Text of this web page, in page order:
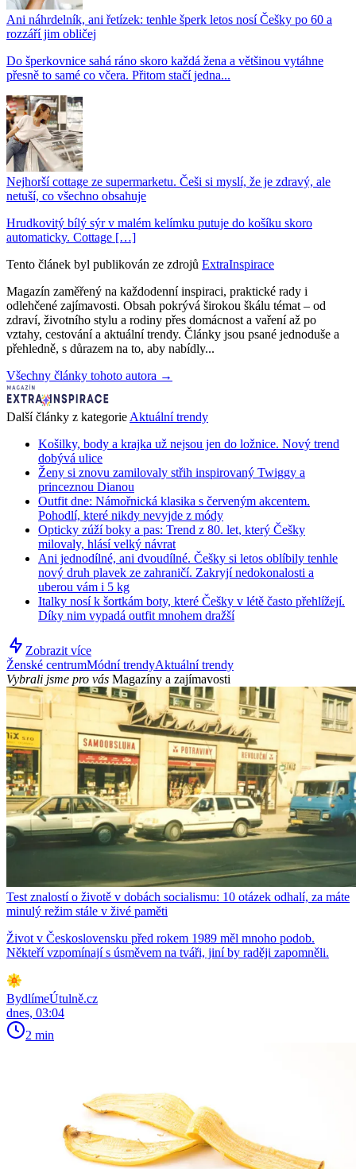
Ani náhrdelník, ani řetízek: tenhle šperk letos nosí Češky po 60 a
rozzáří jim obličej
Do šperkovnice sahá ráno skoro každá žena a většinou vytáhne
přesně to samé co včera. Přitom stačí jedna...
Nejhorší cottage ze supermarketu. Češi si myslí, že je zdravý, ale
netuší, co všechno obsahuje
Hrudkovitý bílý sýr v malém kelímku putuje do košíku skoro
automaticky. Cottage […]
Tento článek byl publikován ze zdrojů ExtraInspirace
Magazín zaměřený na každodenní inspiraci, praktické rady i
odlehčené zajímavosti. Obsah pokrývá širokou škálu témat – od
zdraví, životního stylu a rodiny přes domácnost a vaření až po
vztahy, cestování a aktuální trendy. Články jsou psané jednoduše a
přehledně, s důrazem na to, aby nabídly...
Všechny články tohoto autora →
Další články z kategorie Aktuální trendy
Košilky, body a krajka už nejsou jen do ložnice. Nový trend
dobývá ulice
Ženy si znovu zamilovaly střih inspirovaný Twiggy a
princeznou Dianou
Outfit dne: Námořnická klasika s červeným akcentem.
Pohodlí, které nikdy nevyjde z módy
Opticky zúží boky a pas: Trend z 80. let, který Češky
milovaly, hlásí velký návrat
Ani jednodílné, ani dvoudílné. Češky si letos oblíbily tenhle
nový druh plavek ze zahraničí. Zakryjí nedokonalosti a
uberou vám i 5 kg
Italky nosí k šortkám boty, které Češky v létě často přehlížejí.
Díky nim vypadá outfit mnohem dražší
Zobrazit více
Ženské centrumMódní trendyAktuální trendy
Vybrali jsme pro vás Magazíny a zajímavosti
Test znalostí o životě v dobách socialismu: 10 otázek odhalí, za máte
minulý režim stále v živé paměti
Život v Československu před rokem 1989 měl mnoho podob.
Někteří vzpomínají s úsměvem na tváři, jiní by raději zapomněli.
BydlímeÚtulně.cz
dnes, 03:04
2 min